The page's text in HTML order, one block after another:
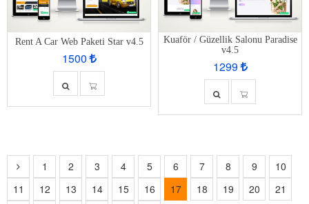
Rent A Car Web Paketi Star v4.5
1500
Kuaför / Güzellik Salonu Paradise
v4.5
1299
1 2 3 4 5 6 7 8 9
10
11
12 13 14 15 16 17 18 19 20
21